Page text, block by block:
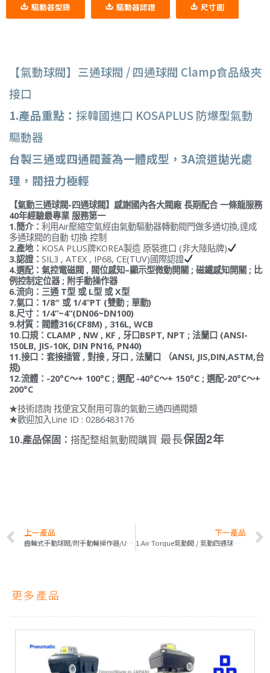
驅動器型錄 驅動器認證 尺寸圖
【氣動球閥】三通球閥 / 四通球閥 Clamp食品級夾
接口
1.產品重點： 採韓國進口 KOSAPLUS 防爆型氣動
驅動器
台製三通或四通閥蓋為一體成型，3A流道拋光處
理，閥扭力極輕
【氣動三通球閥-四通球閥】感謝國內各大閥廠 長期配合 一條龍服務
40年經驗最專業 服務第一
1.簡介： 利用Air壓縮空氣經由氣動驅動器轉動閥門做多通切換,達成
多通球閥的自動 切換 控制
2.產地： KOSA PLUS牌KOREA製造 原裝進口 (非大陸貼牌)
3.認證： SIL3 , ATEX , IP68, CE(TUV)國際認證
4.選配：氣控電磁閥 , 閥位感知–顯示型微動開關 ; 磁鐵感知開關 ; 比
例控制定位器 ; 附手動操作器
6.流向：三通 T型 或 L型 或 X型
7.氣口：1/8″ 或 1/4”PT (雙動 ; 單動)
8.尺寸：1/4”~4”(DN06~DN100)
9.材質：閥體316(CF8M) , 316L, WCB
10.口規：CLAMP , NW , KF , 牙口BSPT, NPT ; 法蘭口 (ANSI-
150LB, JIS-10K, DIN PN16, PN40)
11.接口：套接插管 , 對接 , 牙口 , 法蘭口 （ANSI, JIS,DIN,ASTM,台
規)
12.流體：-20°C〜+ 100°C ; 選配 -40°C〜+ 150°C ; 選配-20°C〜+
200°C
★技術諮詢 找便宜又耐用可靠的氣動三通四通閥類
★歡迎加入Line ID : 0286483176
10.產品保固： 搭配整組氣動閥購買 最長保固2年
上一產品
齒輪式手動球閥/附手動輪操作器/UPVC球閥/WGO
下一產品
1.Air Torque氣動閥 / 氣動四通球閥 / 食品級Clamp / AT系列 / 三通閥-四通閥
更多產品